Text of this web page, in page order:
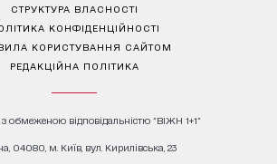
СТРУКТУРА ВЛАСНОСТІ
КОНФІДЕНЦІЙНОСТІ
КОРИСТУВАННЯ САЙТОМ
РЕДАКЦІЙНА ПОЛІТИКА
з обмеженою відповідальністю "ВІЖН 1+1"
04080, м. Київ, вул. Кирилівська, 23